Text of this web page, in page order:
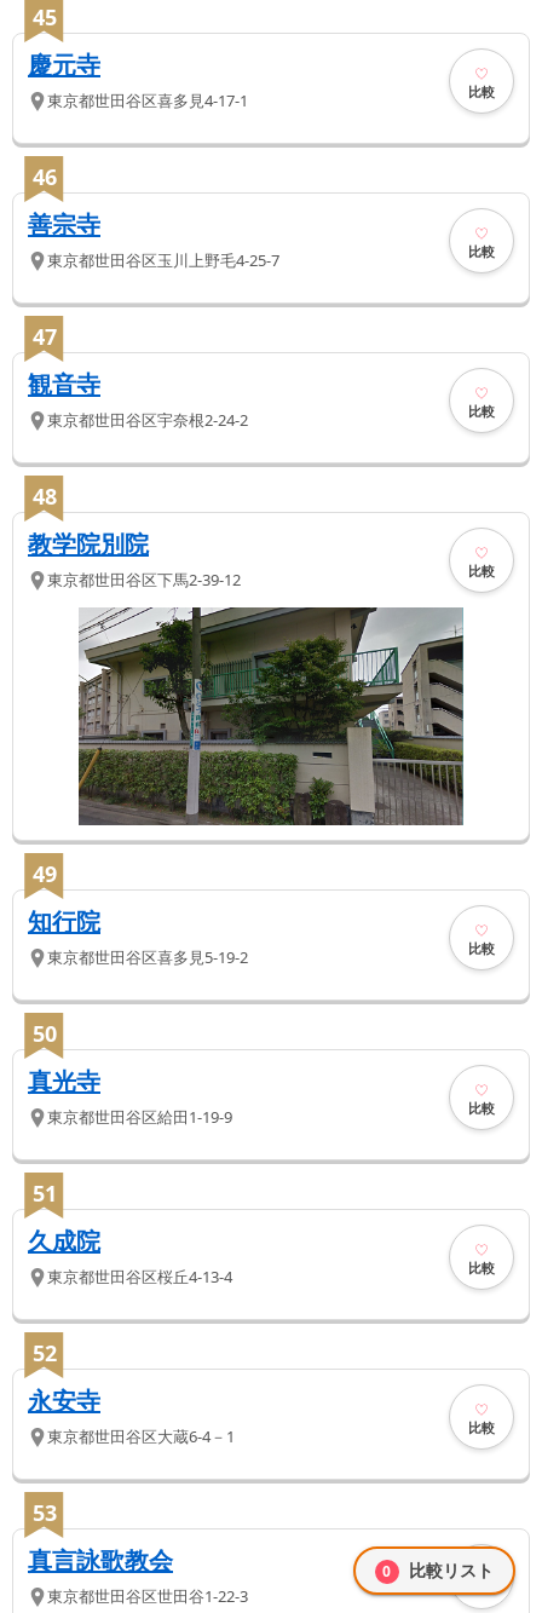
45
慶元寺
東京都世田谷区喜多見4-17-1 比較
46
善宗寺
東京都世田谷区玉川上野毛4-25-7 比較
47
観音寺
東京都世田谷区宇奈根2-24-2 比較
48
教学院別院
東京都世田谷区下馬2-39-12 比較
49
知行院
東京都世田谷区喜多見5-19-2 比較
50
真光寺
東京都世田谷区給田1-19-9 比較
51
久成院
東京都世田谷区桜丘4-13-4 比較
52
永安寺
東京都世田谷区大蔵6-4－1 比較
53
真言詠歌教会
東京都世田谷区世田谷1-22-3
0 比較リスト